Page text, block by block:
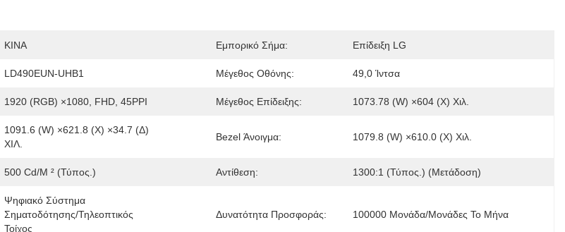
ΚΙΝΑ Εμπορικό Σήμα: Επίδειξη LG
LD490EUN-UHB1 Μέγεθος Οθόνης: 49,0 Ίντσα
1920 (RGB) ×1080, FHD, 45PPI Μέγεθος Επίδειξης: 1073.78 (W) ×604 (Χ) Χιλ.
1091.6 (W) ×621.8 (Χ) ×34.7 (Δ)
ΧΙΛ.
Bezel Άνοιγμα: 1079.8 (W) ×610.0 (Χ) Χιλ.
500 Cd/m ² (τύπος.) Αντίθεση: 1300:1 (τύπος.) (μετάδοση)
Ψηφιακό Σύστημα
Σηματοδότησης/τηλεοπτικός
Τοίχος
Δυνατότητα Προσφοράς: 100000 Μονάδα/μονάδες Το Μήνα